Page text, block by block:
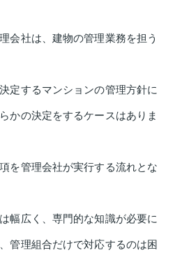
会社は、建物の管理業務を担う
定するマンションの管理方針に
かの決定をするケースはありま
を管理会社が実行する流れとな
幅広く、専門的な知識が必要に
管理組合だけで対応するのは困